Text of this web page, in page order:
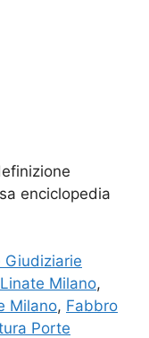
enciclopedia
Giudiziarie
Milano,
Milano, Fabbro
Porte